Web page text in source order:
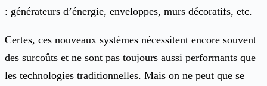
: générateurs d’énergie, enveloppes, murs décoratifs, etc.
Certes, ces nouveaux systèmes nécessitent encore souvent
des surcoûts et ne sont pas toujours aussi performants que
les technologies traditionnelles. Mais on ne peut que se